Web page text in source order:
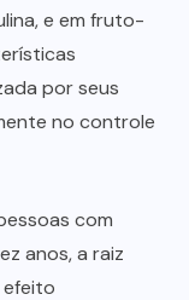
e em fruto-
por seus
no controle
com
anos, a raiz